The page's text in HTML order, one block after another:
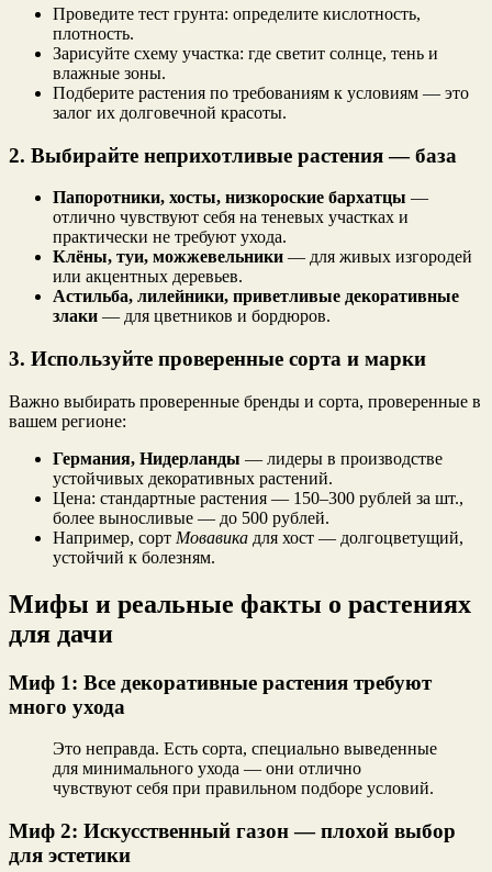
Проведите тест грунта: определите кислотность,
плотность.
Зарисуйте схему участка: где светит солнце, тень и
влажные зоны.
Подберите растения по требованиям к условиям — это
залог их долговечной красоты.
2. Выбирайте неприхотливые растения — база
Папоротники, хосты, низкороские бархатцы —
отлично чувствуют себя на теневых участках и
практически не требуют ухода.
Клёны, туи, можжевельники — для живых изгородей
или акцентных деревьев.
Астильба, лилейники, приветливые декоративные
злаки — для цветников и бордюров.
3. Используйте проверенные сорта и марки
Важно выбирать проверенные бренды и сорта, проверенные в
вашем регионе:
Германия, Нидерланды — лидеры в производстве
устойчивых декоративных растений.
Цена: стандартные растения — 150–300 рублей за шт.,
более выносливые — до 500 рублей.
Например, сорт Мовавика для хост — долгоцветущий,
устойчий к болезням.
Мифы и реальные факты о растениях
для дачи
Миф 1: Все декоративные растения требуют
много ухода
Это неправда. Есть сорта, специально выведенные
для минимального ухода — они отлично
чувствуют себя при правильном подборе условий.
Миф 2: Искусственный газон — плохой выбор
для эстетики